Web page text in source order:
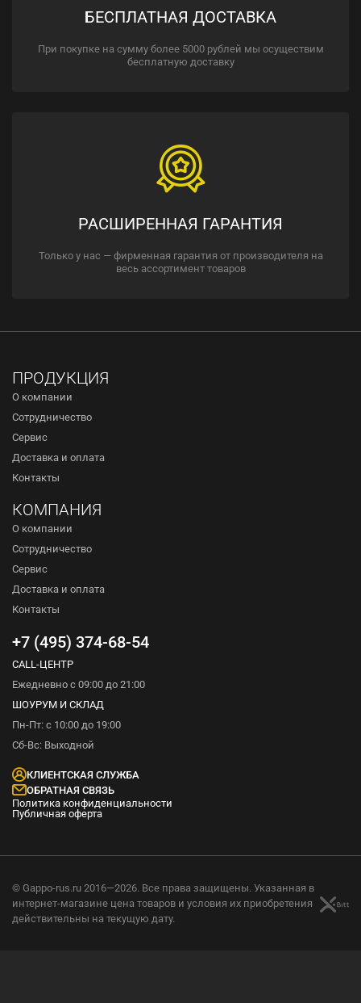
БЕСПЛАТНАЯ ДОСТАВКА
При покупке на сумму более 5000 рублей мы осуществим
бесплатную доставку
РАСШИРЕННАЯ ГАРАНТИЯ
Только у нас — фирменная гарантия от производителя на
весь ассортимент товаров
ПРОДУКЦИЯ
О компании
Сотрудничество
Сервис
Доставка и оплата
Контакты
КОМПАНИЯ
О компании
Сотрудничество
Сервис
Доставка и оплата
Контакты
+7 (495) 374-68-54
CALL-ЦЕНТР
Ежедневно с 09:00 до 21:00
ШОУРУМ И СКЛАД
Пн-Пт: с 10:00 до 19:00
Сб-Вс: Выходной
КЛИЕНТСКАЯ СЛУЖБА
ОБРАТНАЯ СВЯЗЬ
Политика конфиденциальности
Публичная оферта
© Gappo-rus.ru 2016—2026. Все права защищены. Указанная в
интернет-магазине цена товаров и условия их приобретения
действительны на текущую дату.